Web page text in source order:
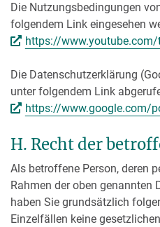
Die Nutzungsbedingungen
folgendem Link eingesehen
https://
Die Datenschutzerklärung
unter folgendem Link
https://www.google.com/
H. Recht der
Als betroffene Person, deren
Rahmen der oben genannten
haben Sie grundsätzlich
Einzelfällen keine